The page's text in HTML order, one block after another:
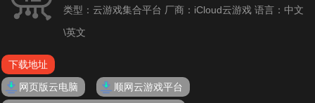
类型：云游戏集合平台 厂商：iCloud云游戏 语言：中文
\英文
下载地址
网页版云电脑
顺网云游戏平台